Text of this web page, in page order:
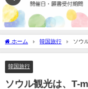
ホーム 韓国旅行
ソウ
行】
韓国旅行
ソウル観光は、T-